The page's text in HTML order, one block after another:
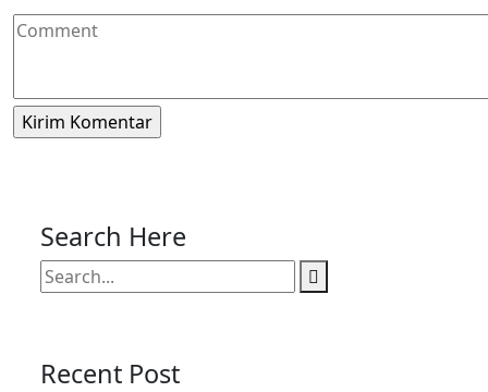
Search Here
Recent Post